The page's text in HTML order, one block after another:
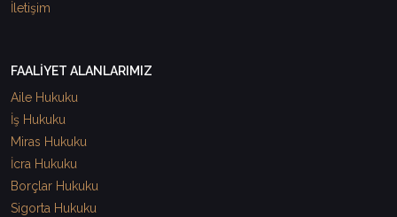
İletişim
FAALİYET ALANLARIMIZ
Aile Hukuku
İş Hukuku
Miras Hukuku
İcra Hukuku
Borçlar Hukuku
Sigorta Hukuku